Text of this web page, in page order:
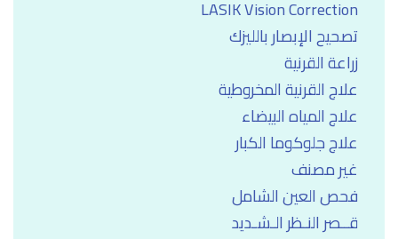
LASIK Vision Correction
تصحيح الإبصار بالليزك
زراعة القرنية
علاج القرنية المخروطية
علاج المياه البيضاء
علاج جلوكوما الكبار
غير مصنف
فحص العين الشامل
قــصر النـظر الـشـديد